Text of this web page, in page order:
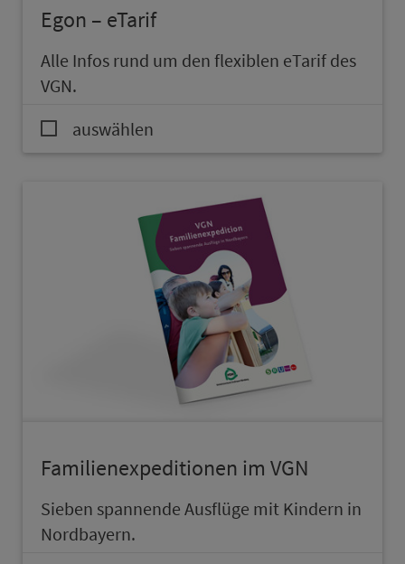
Egon – eTarif
Alle Infos rund um den flexiblen eTarif des
VGN.
auswählen
Familienexpeditionen im VGN
Sieben spannende Ausflüge mit Kindern in
Nordbayern.